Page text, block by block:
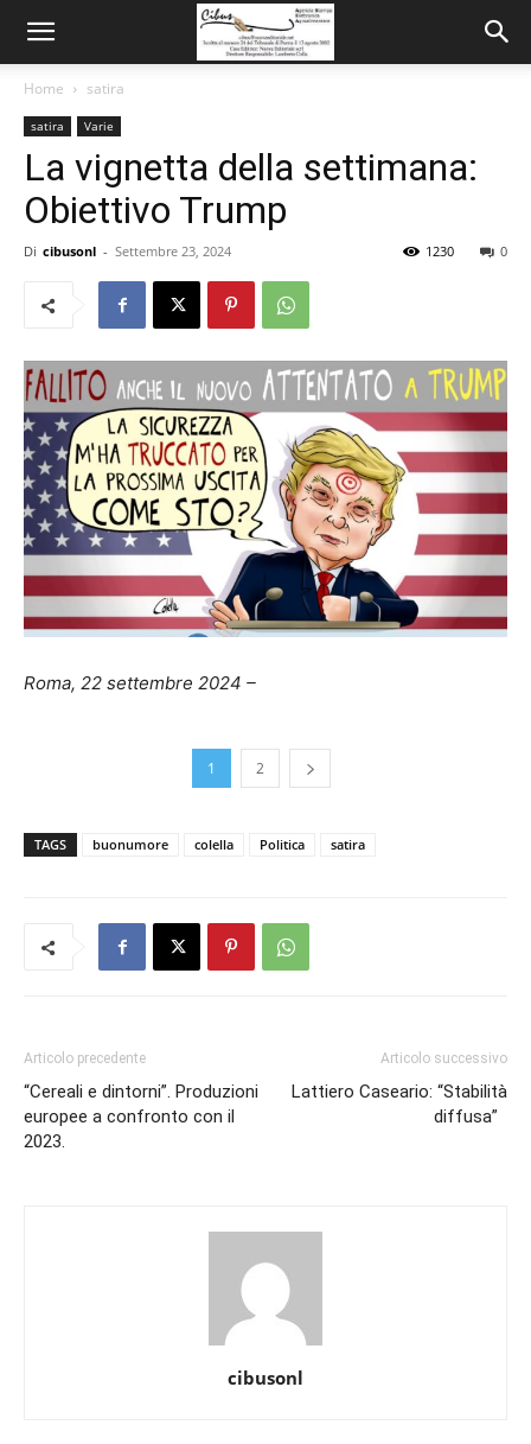
Home satira
satira Varie
La vignetta della settimana:
Obiettivo Trump
Di cibusonl - Settembre 23, 2024 0
1230
Roma, 22 settembre 2024 –
1 2
TAGS buonumore colella Politica satira
Articolo precedente
“Cereali e dintorni”. Produzioni
europee a confronto con il
2023.
Articolo successivo
Lattiero Caseario: “Stabilità
diffusa”
cibusonl